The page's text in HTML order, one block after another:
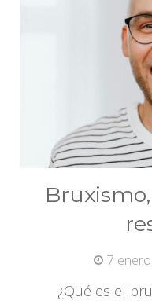
7
¿Qué es el